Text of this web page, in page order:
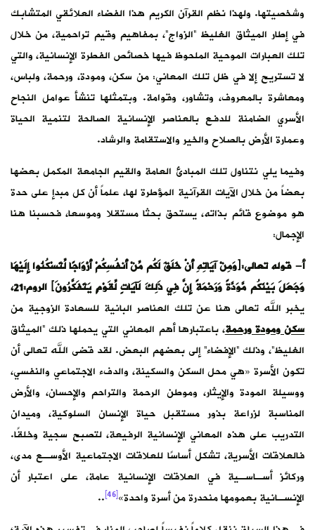
وشخصيتها. ولهذا نظم القرآن الكريم هذا الفضاء العلائقي المتشابك
في إطار الميثاق الغليظ “الزواج”، بمفاهيم وقيم تراحمية، من خلال
تلك العبارات الموحية الملحوظ فيها خصائص الفطرة الإنسانية، والتي
لا تستريح إلا في ظل تلك المعاني: من سكن، ومودة، ورحمة، ولباس،
ومعاشرة بالمعروف، وتشاور، وقوامة. وبتمثلها تنشأ عوامل النجاح
الأسري الضامنة للدفع بالعناصر الإنسانية الصالحة لتنمية الحياة
وعمارة الأرض بالصلاح والخير والاستقامة والرشاد.
وفيما يلي نتناول تلك المبادئ العامة والقيم الجامعة المكمل بعضها
بعضاً من خلال الآيات القرآنية المؤطرة لها، علماً أن كل مبدإ على حدة
هو موضوع قائم بذاته، يستحق بحثا مستقلا وموسعا، فحسبنا هنا
الإجمال:
أ- قوله تعالى:﴿وَمِنْ آيَاتِهِ أَنْ خَلَقَ لَكُم مِّنْ أَنفُسِكُمْ أَزْوَاجًا لِّتَسْكُنُوا إِلَيْهَا
وَجَعَلَ بَيْنَكُم مَّوَدَّةً وَرَحْمَةً إِنَّ فِي ذَلِكَ لَآيَاتٍ لِّقَوْمٍ يَتَفَكَّرُونَ﴾ الروم:21،
يخبر الله تعالى هنا عن تلك العناصر البانية للسعادة الزوجية من
سكن ومودة ورحمة، باعتبارها أهم المعاني التي يحملها ذلك “الميثاق
الغليظ”، وذلك “الإفضاء” إلى بعضهم البعض. لقد قضى الله تعالى أن
تكون الأسرة «هي محل السكن والسكينة، والدفء الاجتماعي والنفسي،
ووسيلة المودة والإيثار، وموطن الرحمة والتراحم والإحسان، والأرض
المناسبة لزراعة بذور مستقبل حياة الإنسان السلوكية، وميدان
التدريب على هذه المعاني الإنسانية الرفيعة، لتصبح سجية وخلقًا.
فالعلاقات الأسرية، تشكل أساسًا للعلاقات الاجتماعية الأوسـع مدى،
وركائز أسـاسـية في العلاقات الإنسانية عامة، على اعتبار أن
الإنسـانية بعمومها منحدرة من أسرة واحدة»[46]
..